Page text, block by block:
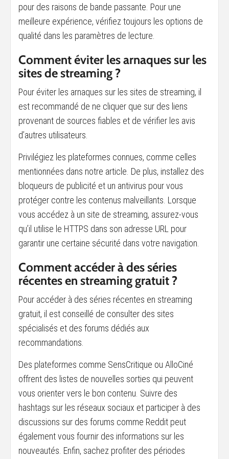
pour des raisons de bande passante. Pour une
meilleure expérience, vérifiez toujours les options de
qualité dans les paramètres de lecture.
Comment éviter les arnaques sur les
sites de streaming ?
Pour éviter les arnaques sur les sites de streaming, il
est recommandé de ne cliquer que sur des liens
provenant de sources fiables et de vérifier les avis
d’autres utilisateurs.
Privilégiez les plateformes connues, comme celles
mentionnées dans notre article. De plus, installez des
bloqueurs de publicité et un antivirus pour vous
protéger contre les contenus malveillants. Lorsque
vous accédez à un site de streaming, assurez-vous
qu’il utilise le HTTPS dans son adresse URL pour
garantir une certaine sécurité dans votre navigation.
Comment accéder à des séries
récentes en streaming gratuit ?
Pour accéder à des séries récentes en streaming
gratuit, il est conseillé de consulter des sites
spécialisés et des forums dédiés aux
recommandations.
Des plateformes comme SensCritique ou AlloCiné
offrent des listes de nouvelles sorties qui peuvent
vous orienter vers le bon contenu. Suivre des
hashtags sur les réseaux sociaux et participer à des
discussions sur des forums comme Reddit peut
également vous fournir des informations sur les
nouveautés. Enfin, sachez profiter des périodes